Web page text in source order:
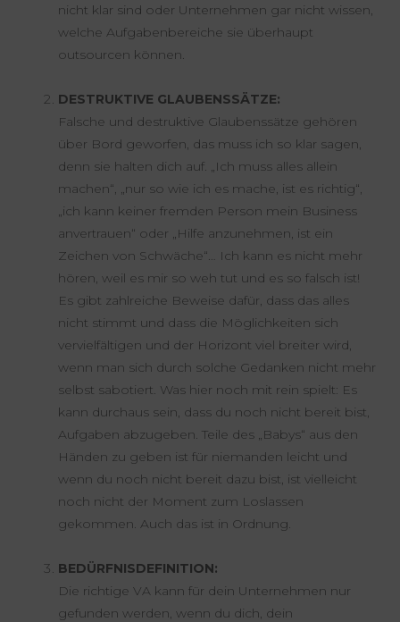
nicht klar sind oder Unternehmen gar nicht wissen,
welche Aufgabenbereiche sie überhaupt
outsourcen können.
DESTRUKTIVE GLAUBENSSÄTZE:
Falsche und destruktive Glaubenssätze gehören
über Bord geworfen, das muss ich so klar sagen,
denn sie halten dich auf. „Ich muss alles allein
machen“, „nur so wie ich es mache, ist es richtig“,
„ich kann keiner fremden Person mein Business
anvertrauen“ oder „Hilfe anzunehmen, ist ein
Zeichen von Schwäche“… Ich kann es nicht mehr
hören, weil es mir so weh tut und es so falsch ist!
Es gibt zahlreiche Beweise dafür, dass das alles
nicht stimmt und dass die Möglichkeiten sich
vervielfältigen und der Horizont viel breiter wird,
wenn man sich durch solche Gedanken nicht mehr
selbst sabotiert. Was hier noch mit rein spielt: Es
kann durchaus sein, dass du noch nicht bereit bist,
Aufgaben abzugeben. Teile des „Babys“ aus den
Händen zu geben ist für niemanden leicht und
wenn du noch nicht bereit dazu bist, ist vielleicht
noch nicht der Moment zum Loslassen
gekommen. Auch das ist in Ordnung.
BEDÜRFNISDEFINITION:
Die richtige VA kann für dein Unternehmen nur
gefunden werden, wenn du dich, dein